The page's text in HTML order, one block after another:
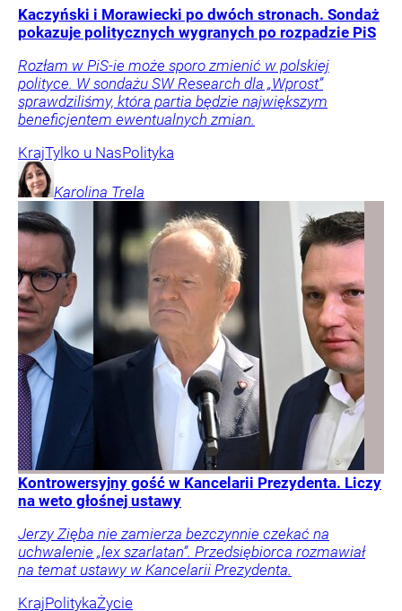
Kaczyński i Morawiecki po dwóch stronach. Sondaż
pokazuje politycznych wygranych po rozpadzie PiS
Rozłam w PiS-ie może sporo zmienić w polskiej
polityce. W sondażu SW Research dla „Wprost”
sprawdziliśmy, która partia będzie największym
beneficjentem ewentualnych zmian.
KrajTylko u NasPolityka
Karolina Trela
Kontrowersyjny gość w Kancelarii Prezydenta. Liczy
na weto głośnej ustawy
Jerzy Zięba nie zamierza bezczynnie czekać na
uchwalenie „lex szarlatan”. Przedsiębiorca rozmawiał
na temat ustawy w Kancelarii Prezydenta.
KrajPolitykaŻycie